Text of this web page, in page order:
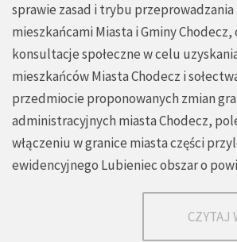
sprawie zasad i trybu
mieszkańcami Miasta i Gminy Chodecz,
konsultacje społeczne w celu
mieszkańców Miasta Chodecz i
przedmiocie proponowanych zmian
administracyjnych miasta Chodecz,
włączeniu w granice miasta części
ewidencyjnego Lubieniec obszar o
CZYTAJ